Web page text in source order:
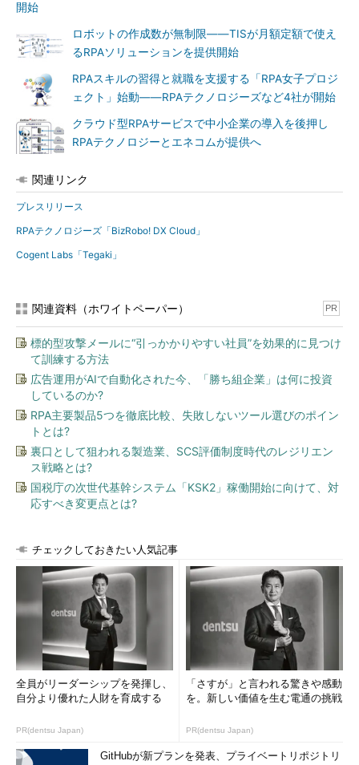
開始
ロボットの作成数が無制限――TISが月額定額で使え
るRPAソリューションを提供開始
RPAスキルの習得と就職を支援する「RPA女子プロジ
ェクト」始動――RPAテクノロジーズなど4社が開始
クラウド型RPAサービスで中小企業の導入を後押し
RPAテクノロジーとエネコムが提供へ
関連リンク
プレスリリース
RPAテクノロジーズ「BizRobo! DX Cloud」
Cogent Labs「Tegaki」
関連資料（ホワイトペーパー） PR
標的型攻撃メールに“引っかかりやすい社員”を効果的に見つけ
て訓練する方法
広告運用がAIで自動化された今、「勝ち組企業」は何に投資
しているのか?
RPA主要製品5つを徹底比較、失敗しないツール選びのポイン
トとは?
裏口として狙われる製造業、SCS評価制度時代のレジリエン
ス戦略とは?
国税庁の次世代基幹システム「KSK2」稼働開始に向けて、対
応すべき変更点とは?
チェックしておきたい人気記事
全員がリーダーシップを発揮し、
自分より優れた人財を育成する
PR(dentsu Japan)
「さすが」と言われる驚きや感動
を。新しい価値を生む電通の挑戦
PR(dentsu Japan)
GitHubが新プランを発表、プライベートリポジトリ